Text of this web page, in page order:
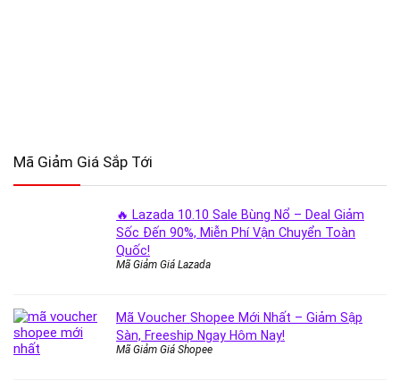
Mã Giảm Giá Sắp Tới
🔥 Lazada 10.10 Sale Bùng Nổ – Deal Giảm
Sốc Đến 90%, Miễn Phí Vận Chuyển Toàn
Quốc!
Mã Giảm Giá Lazada
Mã Voucher Shopee Mới Nhất – Giảm Sập
Sàn, Freeship Ngay Hôm Nay!
Mã Giảm Giá Shopee